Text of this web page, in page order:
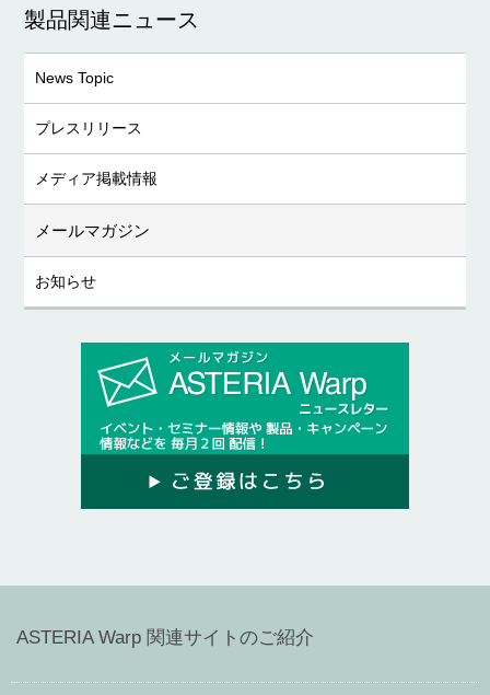
製品関連ニュース
News Topic
プレスリリース
メディア掲載情報
メールマガジン
お知らせ
ASTERIA Warp 関連サイトのご紹介